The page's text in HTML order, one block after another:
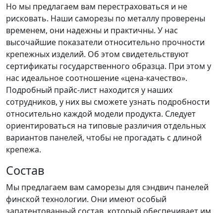
Но мы предлагаем вам перестраховаться и не
рисковать. Наши саморезы по металлу проверены
временем, они надежны и практичны. У нас
высочайшие показатели относительно прочности
крепежных изделий. Об этом свидетельствуют
сертификаты государственного образца. При этом у
нас идеальное соотношение «цена-качество».
Подробный прайс-лист находится у наших
сотрудников, у них вы сможете узнать подробности
относительно каждой модели продукта. Следует
ориентироваться на типовые различия отдельных
вариантов панелей, чтобы не прогадать с длиной
крепежа.
Состав
Мы предлагаем вам саморезы для сэндвич панелей
финской технологии. Они имеют особый